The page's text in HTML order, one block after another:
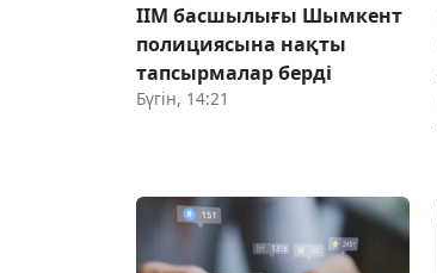
ІІМ басшылығы Шымкент
полициясына нақты
тапсырмалар берді
Бүгін, 14:21